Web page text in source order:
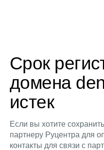
Срок
домена
истек
Если вы хотите
партнеру Руцентра для
контакты для связи с